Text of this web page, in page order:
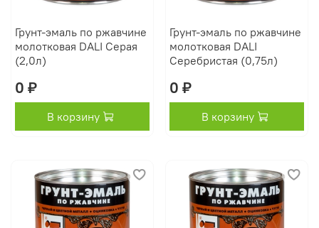
Грунт-эмаль по ржавчине
молотковая DALI Серая
(2,0л)
0 ₽
В корзину
Грунт-эмаль по ржавчине
молотковая DALI
Серебристая (0,75л)
0 ₽
В корзину